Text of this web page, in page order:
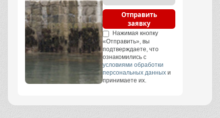
Отправить
заявку
Нажимая кнопку
«Отправить», вы
подтверждаете, что
ознакомились с
условиями обработки
персональных данных и
принимаете их.